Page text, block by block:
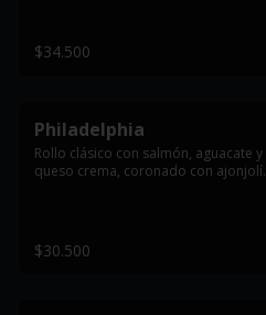
$34.500
Philadelphia
Rollo clásico con salmón, aguacate y
queso crema, coronado con ajonjolí.
$30.500